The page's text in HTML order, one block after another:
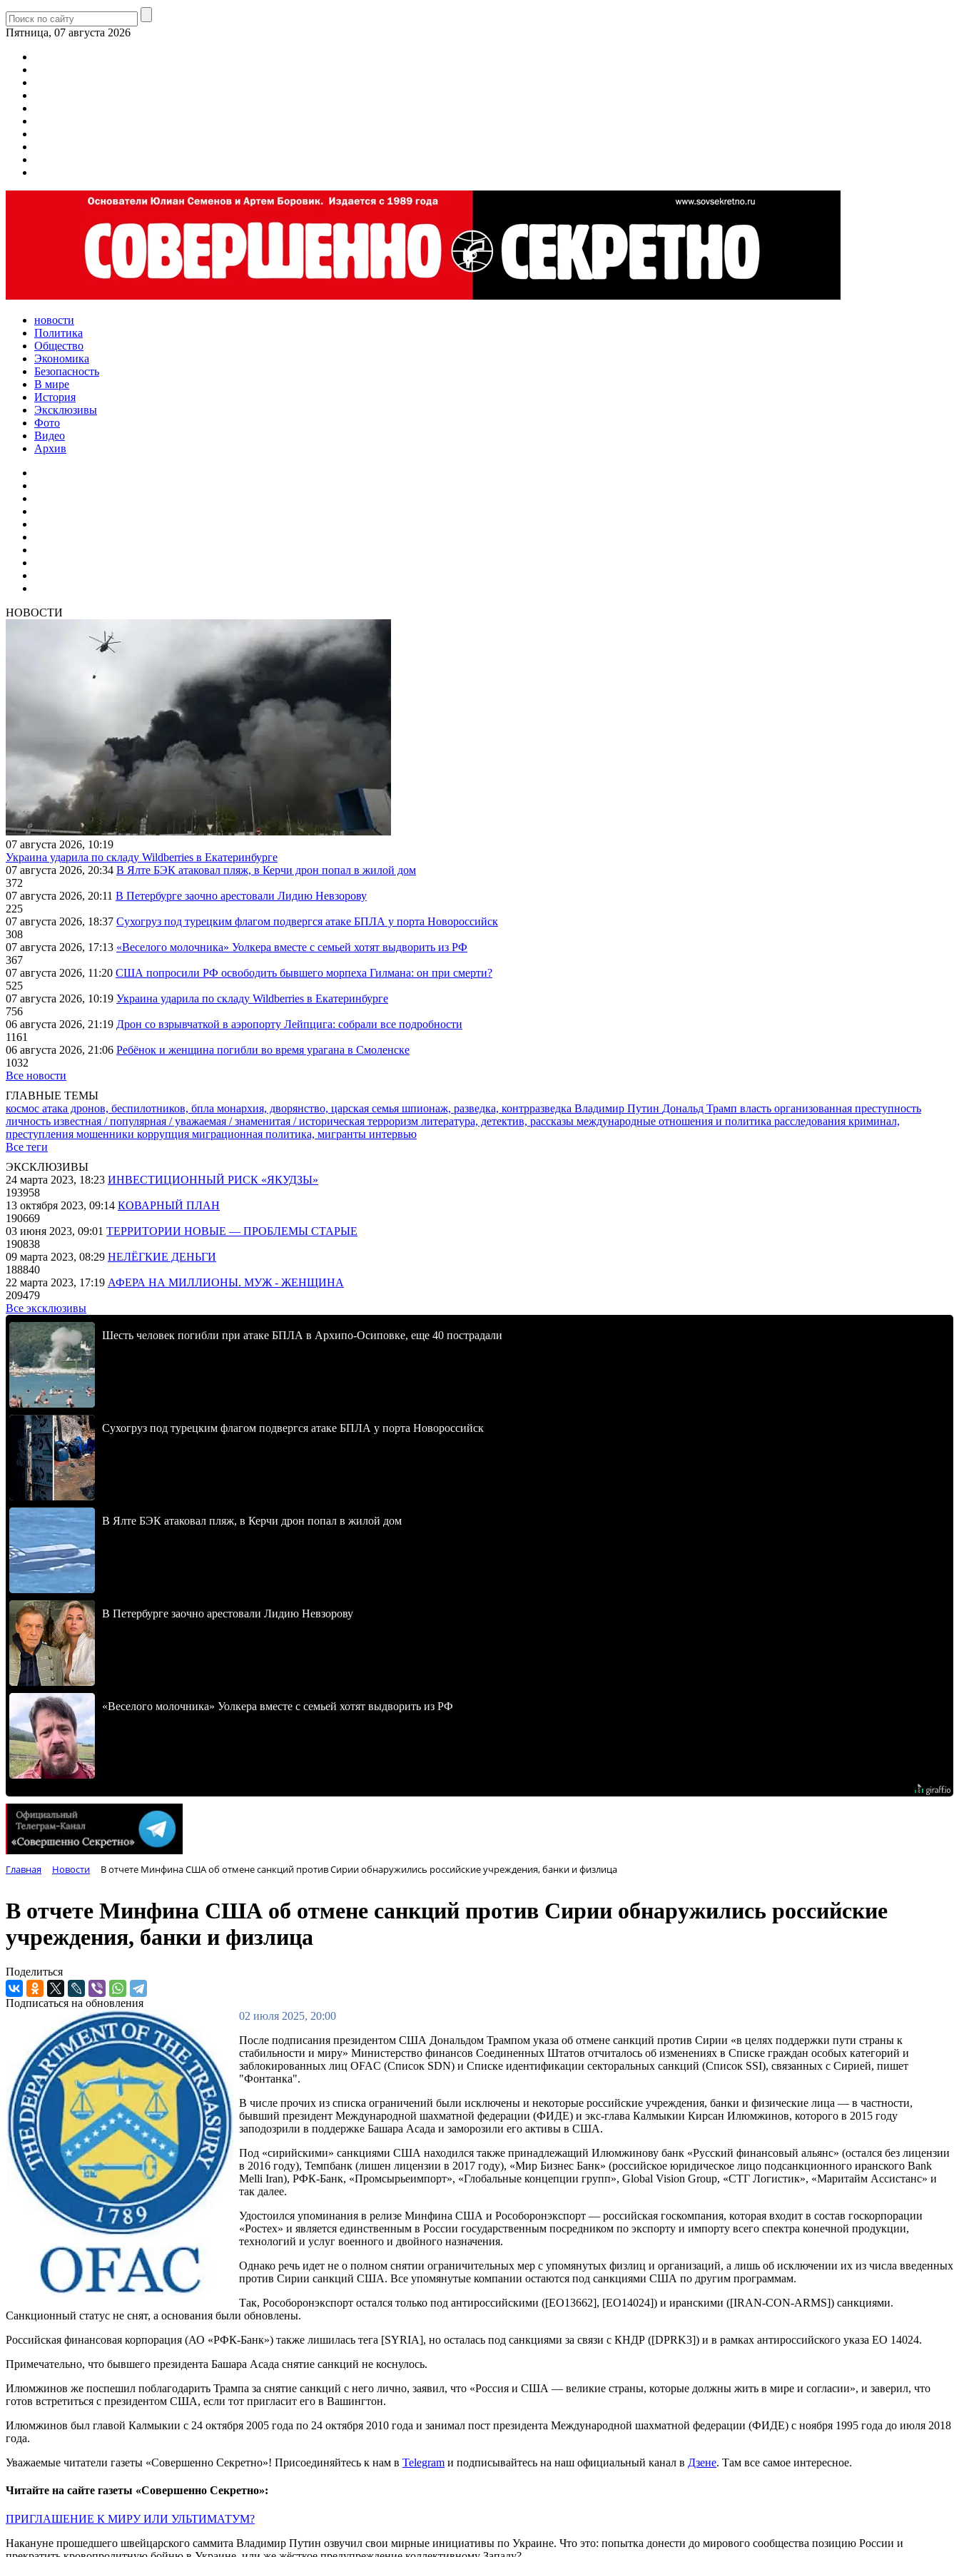
Пятница, 07 августа 2026
новости
Политика
Общество
Экономика
Безопасность
В мире
История
Эксклюзивы
Фото
Видео
Архив
НОВОСТИ
07 августа 2026, 10:19
Украина ударила по складу Wildberries в Екатеринбурге
07 августа 2026, 20:34 В Ялте БЭК атаковал пляж, в Керчи дрон попал в жилой дом
372
07 августа 2026, 20:11 В Петербурге заочно арестовали Лидию Невзорову
225
07 августа 2026, 18:37 Сухогруз под турецким флагом подвергся атаке БПЛА у порта Новороссийск
308
07 августа 2026, 17:13 «Веселого молочника» Уолкера вместе с семьей хотят выдворить из РФ
367
07 августа 2026, 11:20 США попросили РФ освободить бывшего морпеха Гилмана: он при смерти?
525
07 августа 2026, 10:19 Украина ударила по складу Wildberries в Екатеринбурге
756
06 августа 2026, 21:19 Дрон со взрывчаткой в аэропорту Лейпцига: собрали все подробности
1161
06 августа 2026, 21:06 Ребёнок и женщина погибли во время урагана в Смоленске
1032
Все новости
ГЛАВНЫЕ ТЕМЫ
космос атака дронов, беспилотников, бпла монархия, дворянство, царская семья шпионаж, разведка, контрразведка Владимир Путин Дональд Трамп власть организованная преступность
личность известная / популярная / уважаемая / знаменитая / историческая терроризм литература, детектив, рассказы международные отношения и политика расследования криминал,
преступления мошенники коррупция миграционная политика, мигранты интервью
Все теги
ЭКСКЛЮЗИВЫ
24 марта 2023, 18:23 ИНВЕСТИЦИОННЫЙ РИСК «ЯКУДЗЫ»
193958
13 октября 2023, 09:14 КОВАРНЫЙ ПЛАН
190669
03 июня 2023, 09:01 ТЕРРИТОРИИ НОВЫЕ — ПРОБЛЕМЫ СТАРЫЕ
190838
09 марта 2023, 08:29 НЕЛЁГКИЕ ДЕНЬГИ
188840
22 марта 2023, 17:19 АФЕРА НА МИЛЛИОНЫ. МУЖ - ЖЕНЩИНА
209479
Все эксклюзивы
Шесть человек погибли при атаке БПЛА в Архипо-Осиповке, еще 40 пострадали
Сухогруз под турецким флагом подвергся атаке БПЛА у порта Новороссийск
В Ялте БЭК атаковал пляж, в Керчи дрон попал в жилой дом
В Петербурге заочно арестовали Лидию Невзорову
«Веселого молочника» Уолкера вместе с семьей хотят выдворить из РФ
Главная Новости В отчете Минфина США об отмене санкций против Сирии обнаружились российские учреждения, банки и физлица
В отчете Минфина США об отмене санкций против Сирии обнаружились российские
учреждения, банки и физлица
Поделиться
Подписаться на обновления
02 июля 2025, 20:00
После подписания президентом США Дональдом Трампом указа об отмене санкций против Сирии «в целях поддержки пути страны к
стабильности и миру» Министерство финансов Соединенных Штатов отчиталось об изменениях в Списке граждан особых категорий и
заблокированных лиц OFAC (Список SDN) и Списке идентификации секторальных санкций (Список SSI), связанных с Сирией, пишет
"Фонтанка".
В числе прочих из списка ограничений были исключены и некоторые российские учреждения, банки и физические лица — в частности,
бывший президент Международной шахматной федерации (ФИДЕ) и экс-глава Калмыкии Кирсан Илюмжинов, которого в 2015 году
заподозрили в поддержке Башара Асада и заморозили его активы в США.
Под «сирийскими» санкциями США находился также принадлежащий Илюмжинову банк «Русский финансовый альянс» (остался без лицензии
в 2016 году), Темпбанк (лишен лицензии в 2017 году), «Мир Бизнес Банк» (российское юридическое лицо подсанкционного иранского Bank
Melli Iran), РФК-Банк, «Промсырьеимпорт», «Глобальные концепции групп», Global Vision Group, «СТГ Логистик», «Маритайм Ассистанс» и
так далее.
Удостоился упоминания в релизе Минфина США и Рособоронэкспорт — российская госкомпания, которая входит в состав госкорпорации
«Ростех» и является единственным в России государственным посредником по экспорту и импорту всего спектра конечной продукции,
технологий и услуг военного и двойного назначения.
Однако речь идет не о полном снятии ограничительных мер с упомянутых физлиц и организаций, а лишь об исключении их из числа введенных
против Сирии санкций США. Все упомянутые компании остаются под санкциями США по другим программам.
Так, Рособоронэкспорт остался только под антироссийскими ([EO13662], [EO14024]) и иранскими ([IRAN-CON-ARMS]) санкциями.
Санкционный статус не снят, а основания были обновлены.
Российская финансовая корпорация (АО «РФК-Банк») также лишилась тега [SYRIA], но осталась под санкциями за связи с КНДР ([DPRK3]) и в рамках антироссийского указа EO 14024.
Примечательно, что бывшего президента Башара Асада снятие санкций не коснулось.
Илюмжинов же поспешил поблагодарить Трампа за снятие санкций с него лично, заявил, что «Россия и США — великие страны, которые должны жить в мире и согласии», и заверил, что
готов встретиться с президентом США, если тот пригласит его в Вашингтон.
Илюмжинов был главой Калмыкии с 24 октября 2005 года по 24 октября 2010 года и занимал пост президента Международной шахматной федерации (ФИДЕ) с ноября 1995 года до июля 2018
года.
Уважаемые читатели газеты «Совершенно Секретно»! Присоединяйтесь к нам в Telegram и подписывайтесь на наш официальный канал в Дзене. Там все самое интересное.
Читайте на сайте газеты «Совершенно Секретно»:
ПРИГЛАШЕНИЕ К МИРУ ИЛИ УЛЬТИМАТУМ?
Накануне прошедшего швейцарского саммита Владимир Путин озвучил свои мирные инициативы по Украине. Что это: попытка донести до мирового сообщества позицию России и